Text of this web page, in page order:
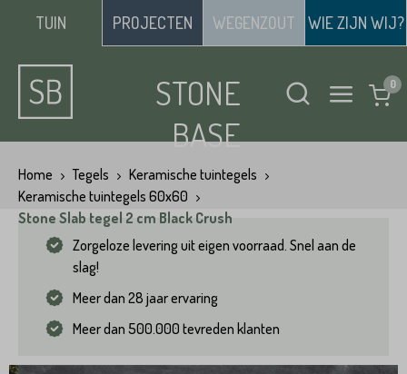
TUIN PROJECTEN WEGENZOUT WIE ZIJN WIJ?
STONE
BASE
Home Tegels
Keramische tuintegels
Keramische tuintegels 60x60
Stone Slab tegel 2 cm Black Crush
Zorgeloze levering uit eigen voorraad. Snel aan de
slag!
Meer dan 28 jaar ervaring
Meer dan 500.000 tevreden klanten